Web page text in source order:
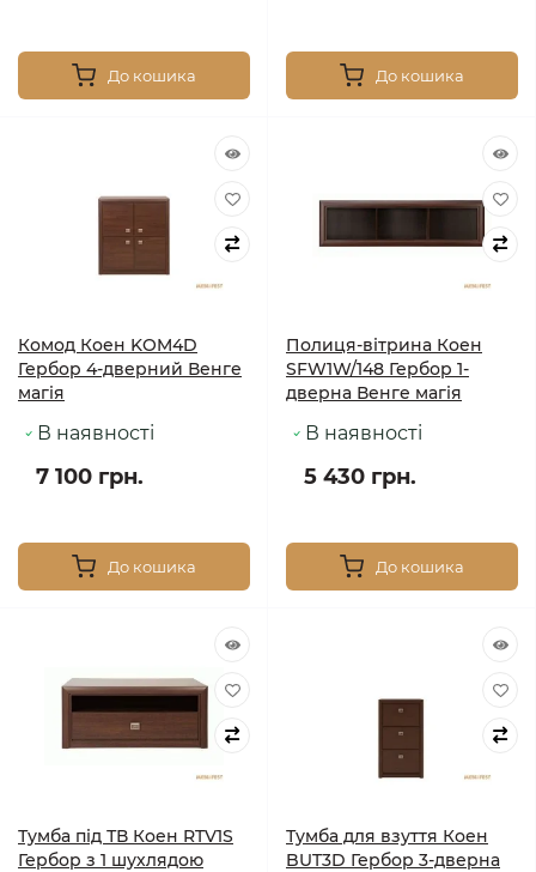
До кошика До кошика
Комод Коен KOM4D
Гербор 4-дверний Венге
магія
В наявності
7 100 грн.
До кошика
Полиця-вітрина Коен
SFW1W/148 Гербор 1-
дверна Венге магія
В наявності
5 430 грн.
До кошика
Тумба під ТВ Коен RTV1S
Гербор з 1 шухлядою
Тумба для взуття Коен
BUT3D Гербор 3-дверна